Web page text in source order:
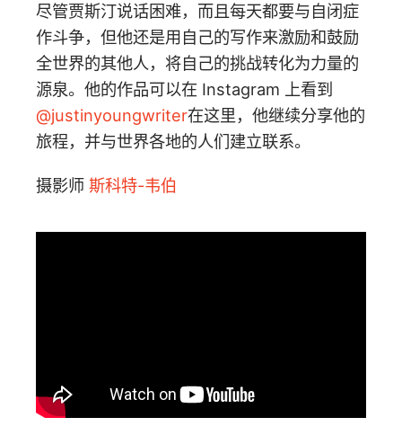
尽管贾斯汀说话困难，而且每天都要与自闭症
作斗争，但他还是用自己的写作来激励和鼓励
全世界的其他人，将自己的挑战转化为力量的
源泉。他的作品可以在 Instagram 上看到
@justinyoungwriter在这里，他继续分享他的
旅程，并与世界各地的人们建立联系。
摄影师 斯科特-韦伯